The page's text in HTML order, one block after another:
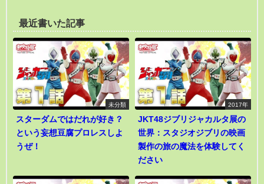
最近書いた記事
未分類
スターダムではだれが好き？
という妄想豆腐プロレスしよ
うぜ！
2017年
JKT48ジブリジャカルタ展の
世界：スタジオジブリの映画
製作の旅の魔法を体験してく
ださい